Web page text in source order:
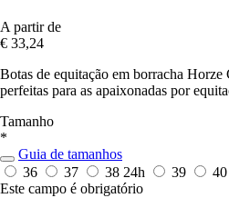
A partir de
€ 33,24
Botas de equitação em borracha Horze
perfeitas para as apaixonadas por
Tamanho
*
Guia de tamanhos
36
37 38 24h 39 40
Este campo é obrigatório